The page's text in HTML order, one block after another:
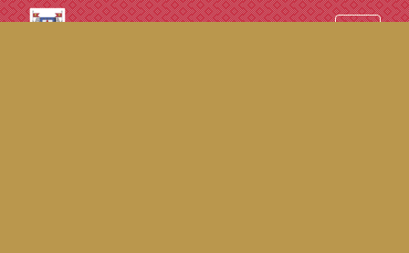
googled7e4d5fb082cc1df.html